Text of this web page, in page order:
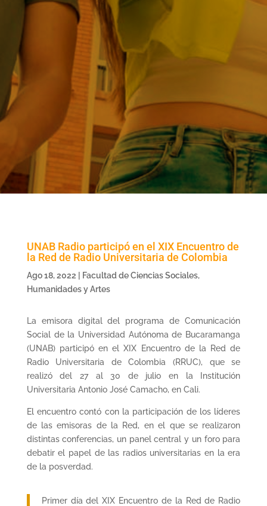
UNAB Radio participó en el XIX Encuentro de
la Red de Radio Universitaria de Colombia
Ago 18, 2022
Facultad de Ciencias Sociales,
Humanidades y Artes
La emisora digital del programa de Comunicación
Social de la Universidad Autónoma de Bucaramanga
(UNAB) participó en el XIX Encuentro de la Red de
Radio Universitaria de Colombia (RRUC), que se
realizó del 27 al 30 de julio en la Institución
Universitaria Antonio José Camacho, en Cali.
El encuentro contó con la participación de los líderes
de las emisoras de la Red, en el que se realizaron
distintas conferencias, un panel central y un foro para
debatir el papel de las radios universitarias en la era
de la posverdad.
Primer día del XIX Encuentro de la Red de Radio